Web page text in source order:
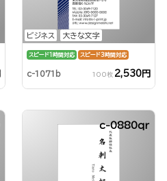
ビジネス 大きな文字
スピード1時間対応 スピード3時間対応
c-1071b 100枚 2,530円
c-0880qr